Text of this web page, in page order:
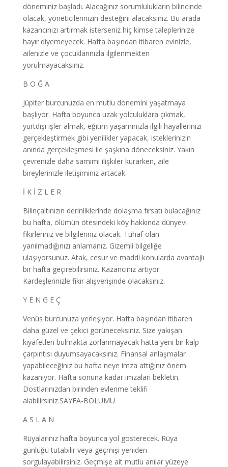
döneminiz başladı. Alacağınız sorumlulukların bilincinde
olacak, yöneticilerinizin desteğini alacaksınız. Bu arada
kazancınızı artırmak isterseniz hiç kimse taleplerinize
hayır diyemeyecek. Hafta başından itibaren evinizle,
ailenizle ve çocuklarınızla ilgilenmekten
yorulmayacaksınız.
B O Ğ A
Jüpiter burcunuzda en mutlu dönemini yaşatmaya
başlıyor. Hafta boyunca uzak yolculuklara çıkmak,
yurtdışı işler almak, eğitim yaşamınızla ilgili hayallerinizi
gerçekleştirmek gibi yenilikler yapacak, isteklerinizin
anında gerçekleşmesi ile şaşkına döneceksiniz. Yakın
çevrenizle daha samimi ilişkiler kurarken, aile
bireylerinizle iletişiminiz artacak.
İ K İ Z L E R
Bilinçaltınızın derinliklerinde dolaşma fırsatı bulacağınız
bu hafta, ölümün ötesindeki köy hakkında dünyevi
fikirleriniz ve bilgileriniz olacak. Tuhaf olan
yanılmadığınızı anlamanız. Gizemli bilgeliğe
ulaşıyorsunuz. Atak, cesur ve maddi konularda avantajlı
bir hafta geçirebilirsiniz. Kazancınız artıyor.
Kardeşlerinizle fikir alışverişinde olacaksınız.
Y E N G E Ç
Venüs burcunuza yerleşiyor. Hafta başından itibaren
daha güzel ve çekici görüneceksiniz. Size yakışan
kıyafetleri bulmakta zorlanmayacak hatta yeni bir kalp
çarpıntısı duyumsayacaksınız. Finansal anlaşmalar
yapabileceğiniz bu hafta neye imza attığınız önem
kazanıyor. Hafta sonuna kadar imzaları bekletin.
Dostlarınızdan birinden evlenme teklifi
alabilirsiniz.SAYFA-BOLUMU
A S L A N
Rüyalarınız hafta boyunca yol gösterecek. Rüya
günlüğü tutabilir veya geçmişi yeniden
sorgulayabilirsiniz. Geçmişe ait mutlu anılar yüzeye